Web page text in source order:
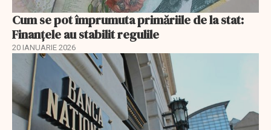
Cum se pot împrumuta primăriile de la stat:
Finanțele au stabilit regulile
20 IANUARIE 2026